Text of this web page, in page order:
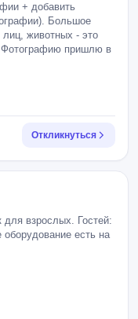
+ добавить
Большое
лиц, животных - это
Фотографию пришлю в
Откликнуться
взрослых. Гостей:
есть на